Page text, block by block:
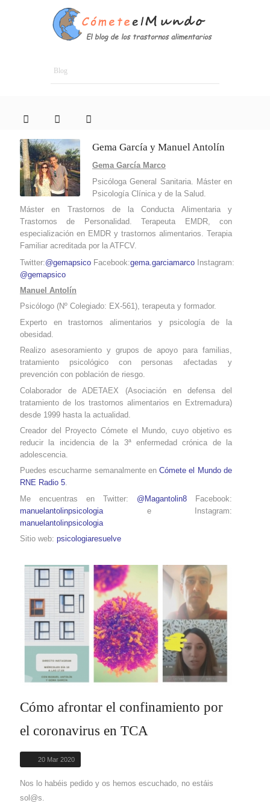
Blog
Gema García y Manuel Antolín
Gema García Marco
Psicóloga General Sanitaria. Máster en
Psicología Clínica y de la Salud.
Máster en Trastornos de la Conducta Alimentaria y
Trastornos de Personalidad. Terapeuta EMDR, con
especialización en EMDR y trastornos alimentarios. Terapia
Familiar acreditada por la ATFCV.
Twitter:@gemapsico Facebook:gema.garciamarco Instagram:
@gemapsico
Manuel Antolín
Psicólogo (Nº Colegiado: EX-561), terapeuta y formador.
Experto en trastornos alimentarios y psicología de la
obesidad.
Realizo asesoramiento y grupos de apoyo para familias,
tratamiento psicológico con personas afectadas y
prevención con población de riesgo.
Colaborador de ADETAEX (Asociación en defensa del
tratamiento de los trastornos alimentarios en Extremadura)
desde 1999 hasta la actualidad.
Creador del Proyecto Cómete el Mundo, cuyo objetivo es
reducir la incidencia de la 3ª enfermedad crónica de la
adolescencia.
Puedes escucharme semanalmente enCómete el Mundo de
RNE Radio 5.
Me encuentras en Twitter: @Magantolin8 Facebook:
manuelantolinpsicologia
e Instagram:
manuelantolinpsicologia
Sitio web: psicologiaresuelve
Cómo afrontar el confinamiento por
el coronavirus en TCA
20 Mar 2020
Nos lo habéis pedido y os hemos escuchado, no estáis
sol@s.